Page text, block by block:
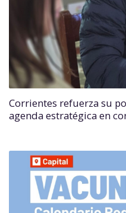
Corrientes refuerza su
agenda estratégica en